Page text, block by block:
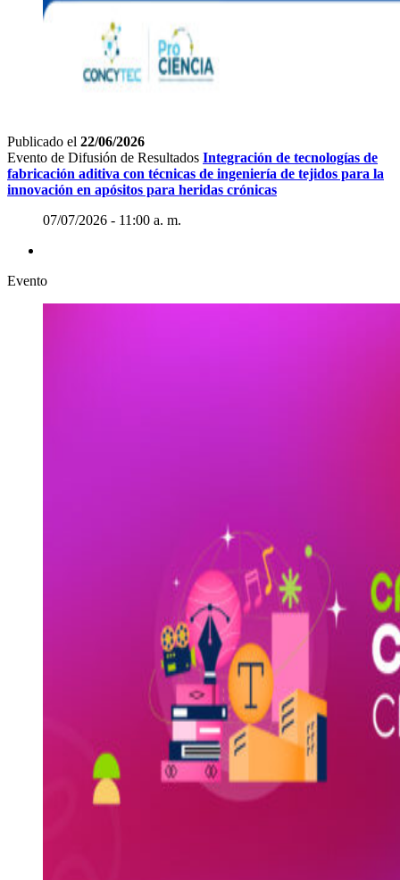
Publicado el 22/06/2026
Evento de Difusión de Resultados Integración de tecnologías de
fabricación aditiva con técnicas de ingeniería de tejidos para la
innovación en apósitos para heridas crónicas
07/07/2026 - 11:00 a. m.
Evento